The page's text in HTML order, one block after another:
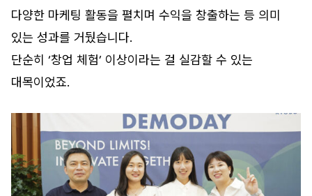
다양한 마케팅 활동을 펼치며 수익을 창출하는 등 의미
있는 성과를 거뒀습니다.
단순히 ‘창업 체험’ 이상이라는 걸 실감할 수 있는
대목이었죠.